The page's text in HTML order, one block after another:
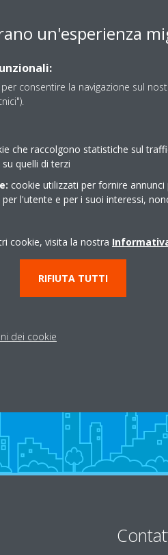
un'esperienza
consentire la navigazione sul
che raccolgono statistiche sul
quelli di terzi
cookie utilizzati per fornire
l'utente e per i suoi interessi,
cookie, visita la nostra
RIFIUTA TUTTI
dei cookie